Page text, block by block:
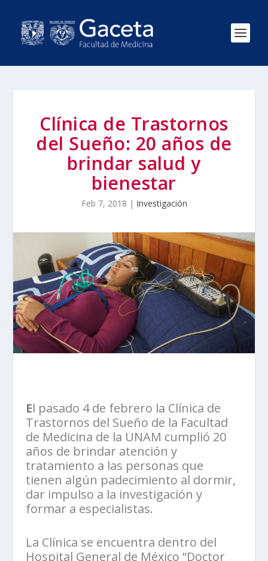
Clínica de Trastornos
del Sueño: 20 años de
brindar salud y
bienestar
Feb 7, 2018 | Investigación
El pasado 4 de febrero la Clínica de
Trastornos del Sueño de la Facultad
de Medicina de la UNAM cumplió 20
años de brindar atención y
tratamiento a las personas que
tienen algún padecimiento al dormir,
dar impulso a la investigación y
formar a especialistas.
La Clínica se encuentra dentro del
Hospital General de México “Doctor